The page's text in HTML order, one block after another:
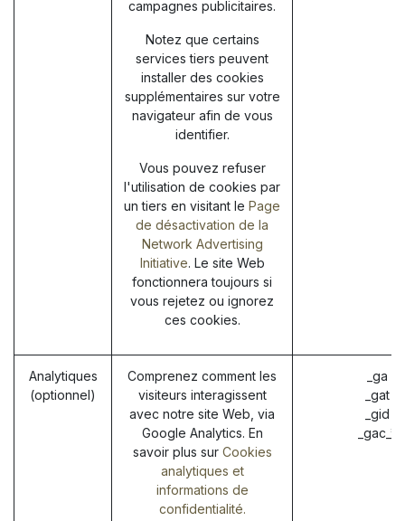
campagnes publicitaires.
Notez que certains
services tiers peuvent
installer des cookies
supplémentaires sur votre
navigateur afin de vous
identifier.
Vous pouvez refuser
l'utilisation de cookies par
un tiers en visitant le Page
de désactivation de la
Network Advertising
Initiative. Le site Web
fonctionnera toujours si
vous rejetez ou ignorez
ces cookies.
Analytiques
(optionnel)
Comprenez comment les
visiteurs interagissent
avec notre site Web, via
Google Analytics. En
savoir plus sur Cookies
analytiques et
informations de
confidentialité.
_ga
_gat
_gid